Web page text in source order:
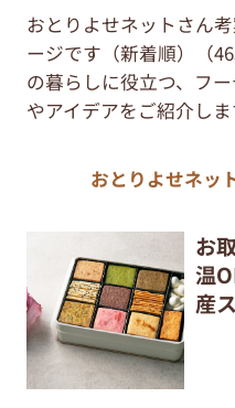
おとりよせネットさん
ージです（新着順）（
の暮らしに役立つ、フ
やアイデアをご紹介しま
おとりよせネッ
お
温
産